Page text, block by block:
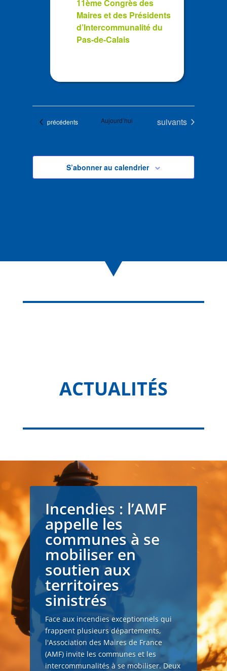
11ème Congrès des
Maires et des Présidents
d’Intercommunalité du
Pas-de-Calais
Évènements
précédents Aujourd’hui Évènements
suivants
S’abonner au calendrier
ACTUALITÉS
Incendies : l’AMF
appelle les
communes à se
mobiliser en
soutien aux
territoires
sinistrés
Face aux incendies exceptionnels qui
frappent plusieurs départements,
l'Association des Maires de France
(AMF) invite les communes et les
intercommunalités à se mobiliser. Deux